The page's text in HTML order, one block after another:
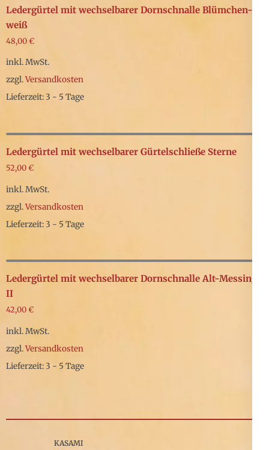
weist
mehrere
Varianten
auf.
Die
Optionen
der
Produktseite
Ledergürtel mit wechselbarer Dornschnalle Blümchen-
weiß
48,00€
inkl. MwSt.
zzgl.Versandkosten
Lieferzeit: 3 - 5 Tage
Produkt
weist
mehrere
Varianten
auf.
Die
der
Produktseite
Ledergürtel mit wechselbarer Gürtelschließe Sterne
52,00€
inkl. MwSt.
zzgl.Versandkosten
Lieferzeit: 3 - 5 Tage
Produkt
weist
mehrere
Varianten
auf.
Die
Optionen
Ledergürtel mit wechselbarer Dornschnalle Alt-Messing
II
42,00€
inkl. MwSt.
zzgl.Versandkosten
Lieferzeit: 3 - 5 Tage
weist
KASAMI